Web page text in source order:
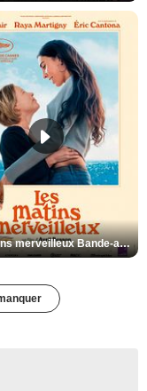
Les Matins merveilleux Bande-annonce VF